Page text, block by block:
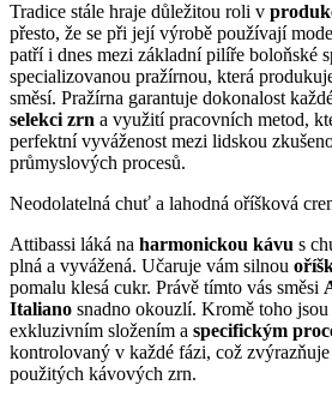
Tradice stále hraje důležitou roli v
přesto, že se při její výrobě používají
patří i dnes mezi základní pilíře boloňské
specializovanou pražírnou, která
směsí. Pražírna garantuje dokonalost
selekci zrn a využití pracovních metod,
perfektní vyváženost mezi lidskou
průmyslových procesů.
Neodolatelná chuť a lahodná oříšková
Attibassi láká na harmonickou kávu s
plná a vyvážená. Učaruje vám silnou
pomalu klesá cukr. Právě tímto vás směsi
Italiano snadno okouzlí. Kromě toho
exkluzivním složením a specifickým
kontrolovaný v každé fázi, což
použitých kávových zrn.